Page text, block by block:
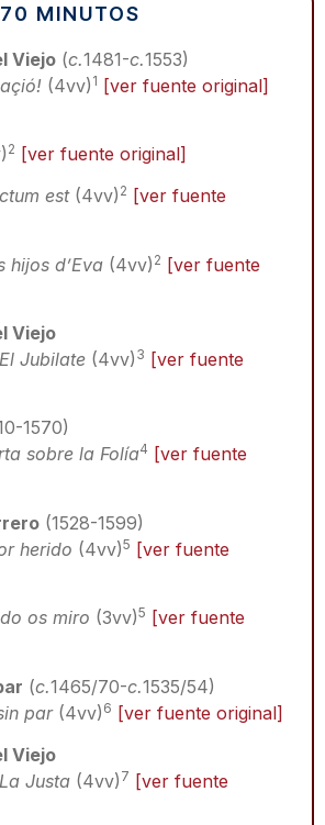
MINUTOS
Viejo (c.1481-c.1553)
(4vv) 1 [ver fuente original]
2 [ver fuente original]
est(4vv) 2 [ver fuente
hijos d’Eva (4vv) 2 [ver fuente
Viejo
El Jubilate (4vv) 3 [ver fuente
1570)
sobre la Folía4 [ver fuente
(1528-1599)
herido (4vv)5 [ver fuente
os miro (3vv)5 [ver fuente
(c.1465/70-c.1535/54)
par(4vv) 6 [ver fuente original]
Viejo
La Justa (4vv) 7 [ver fuente